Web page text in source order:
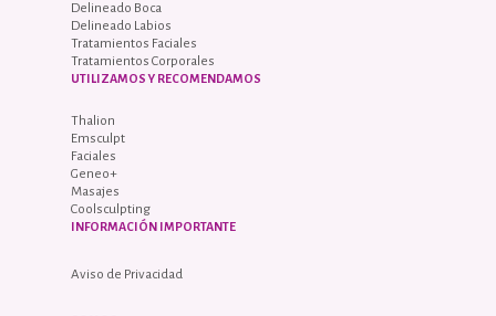
Delineado Boca
Delineado Labios
Tratamientos Faciales
Tratamientos Corporales
UTILIZAMOS Y RECOMENDAMOS
Thalion
Emsculpt
Faciales
Geneo+
Masajes
Coolsculpting
INFORMACIÓN IMPORTANTE
Aviso de Privacidad